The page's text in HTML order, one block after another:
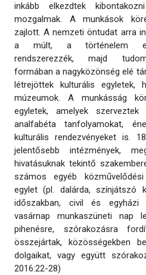
inkább elkezdtek
mozgalmak. A munkások
zajlott. A nemzeti öntudat arra
a múlt, a történelem
rendszerezzék, majd
formában a nagyközönség elé
létrejöttek kulturális egyletek,
múzeumok. A munkásság
egyletek, amelyek szerveztek
analfabéta tanfolyamokat,
kulturális rendezvényeket is.
jelentősebb intézmények,
hivatásuknak tekintő
számos egyéb
egylet (pl. dalárda, színjátszó
időszakban, civil és egyházi
vasárnap munkaszüneti nap
pihenésre, szórakozásra
összejártak, közösségekben
dolgaikat, vagy együtt
2016:22-28)